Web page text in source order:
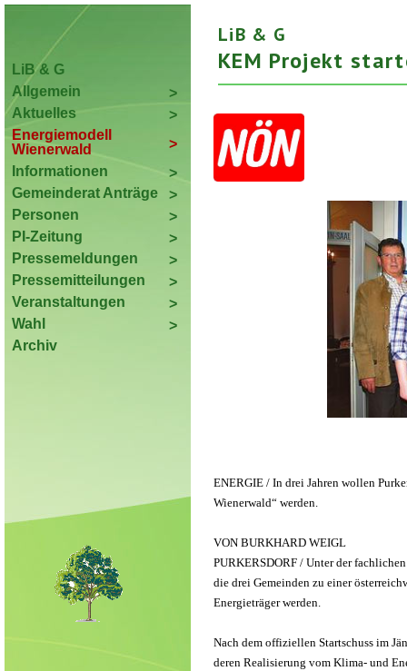
LiB & G
KEM Projekt
ENERGIE / In drei Jahren wollen
Wienerwald“ werden.
VON BURKHARD WEIGL
PURKERSDORF / Unter der
die drei Gemeinden zu einer
Energieträger werden.
Nach dem offiziellen Startschuss im
deren Realisierung vom Klima- und
LiB & G
Allgemein
Aktuelles
Energiemodell
Wienerwald
Informationen
Gemeinderat Anträge
Personen
PI-Zeitung
Pressemeldungen
Pressemitteilungen
Veranstaltungen
Wahl
Archiv